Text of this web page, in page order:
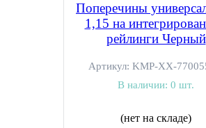
Поперечины
1,15 на
рейлинги Черный
Артикул: KMP-ХХ-
В наличии: 0 шт.
(нет на складе)